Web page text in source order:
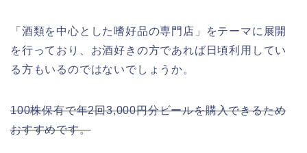
「酒類を中心とした嗜好品の専門店」をテーマに展開
を行っており、お酒好きの方であれば日頃利用してい
る方もいるのではないでしょうか。
100株保有で年2回3,000円分ビールを購入できるため
おすすめです。